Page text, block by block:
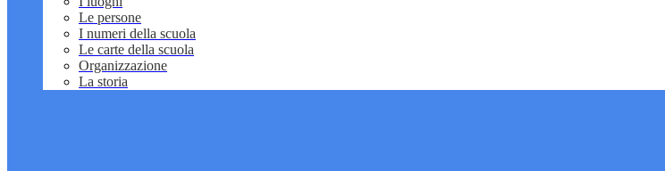
Le persone
I numeri della scuola
Le carte della scuola
Organizzazione
La storia